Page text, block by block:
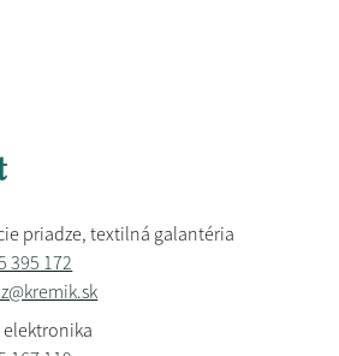
priadze, textilná galantéria
395 172